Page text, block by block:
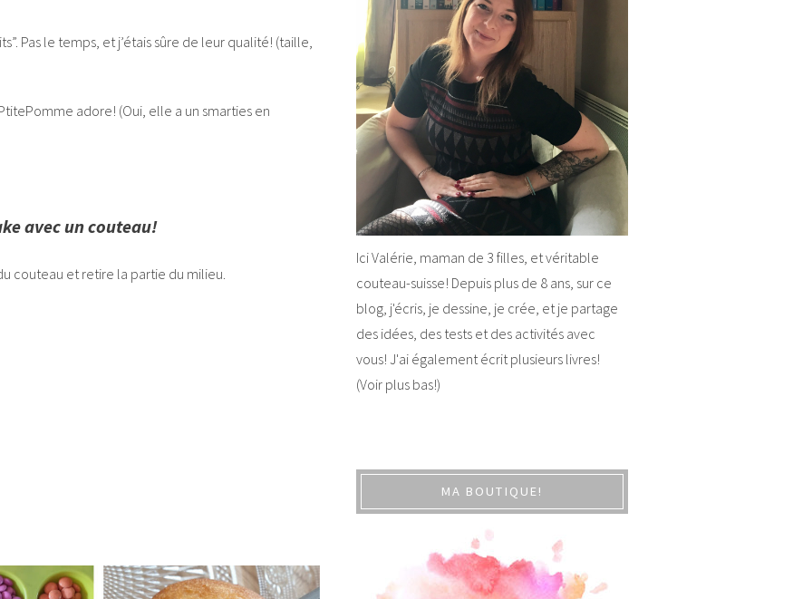
Pas le temps, et j’étais sûre de leur qualité! (taille,
adore! (Oui, elle a un smarties en
avec un couteau!
couteau et retire la partie du milieu.
Ici Valérie, maman de 3 filles, et véritable
couteau-suisse! Depuis plus de 8 ans, sur ce
blog, j'écris, je dessine, je crée, et je partage
des idées, des tests et des activités avec
vous! J'ai également écrit plusieurs livres!
(Voir plus bas!)
MA BOUTIQUE!